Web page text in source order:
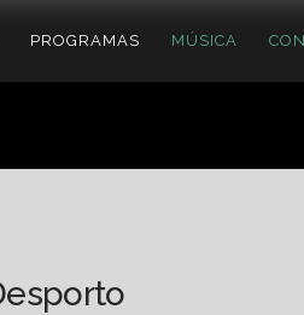
PROGRAMAS MÚSICA